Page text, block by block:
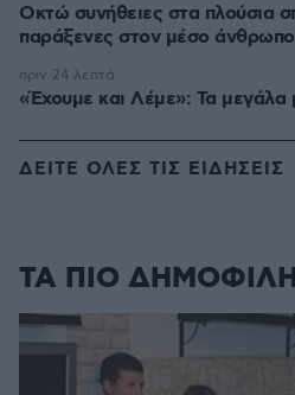
Οκτώ συνήθειες στα πλούσια
παράξενες στον μέσο άνθρωπο
«Έχουμε και Λέμε»: Τα
πριν 24 λεπτά
ΔΕΙΤΕ ΟΛΕΣ ΤΙΣ ΕΙΔΗΣΕΙΣ
ΤΑ ΠΙΟ